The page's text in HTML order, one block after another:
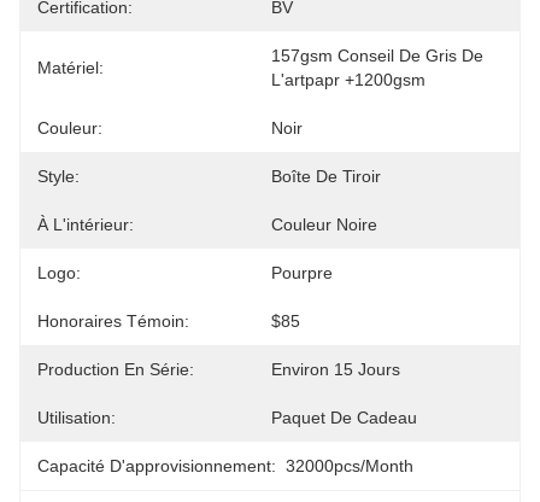
Certification: BV
Matériel:
157gsm Conseil De Gris De
L'artpapr +1200gsm
Couleur: Noir
Style: Boîte De Tiroir
À L'intérieur: Couleur Noire
Logo: Pourpre
Honoraires Témoin: $85
Production En Série: Environ 15 Jours
Utilisation: Paquet De Cadeau
Capacité D'approvisionnement: 32000pcs/month